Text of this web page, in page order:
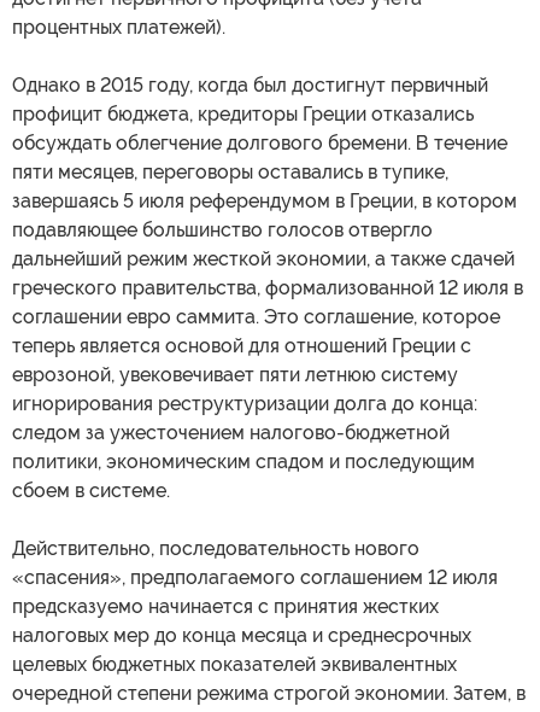
процентных платежей).
Однако в 2015 году, когда был достигнут первичный
профицит бюджета, кредиторы Греции отказались
обсуждать облегчение долгового бремени. В течение
пяти месяцев, переговоры оставались в тупике,
завершаясь 5 июля референдумом в Греции, в котором
подавляющее большинство голосов отвергло
дальнейший режим жесткой экономии, а также сдачей
греческого правительства, формализованной 12 июля в
соглашении евро саммита. Это соглашение, которое
теперь является основой для отношений Греции с
еврозоной, увековечивает пяти летнюю систему
игнорирования реструктуризации долга до конца:
следом за ужесточением налогово-бюджетной
политики, экономическим спадом и последующим
сбоем в системе.
Действительно, последовательность нового
«спасения», предполагаемого соглашением 12 июля
предсказуемо начинается с принятия жестких
налоговых мер до конца месяца и среднесрочных
целевых бюджетных показателей эквивалентных
очередной степени режима строгой экономии. Затем, в